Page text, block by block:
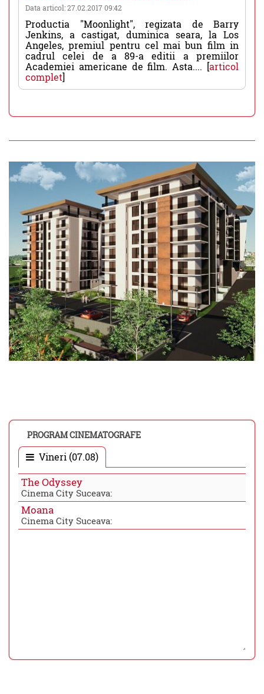
Data articol: 27.02.2017 09:42
Productia "Moonlight", regizata de Barry
Jenkins, a castigat, duminica seara, la Los
Angeles, premiul pentru cel mai bun film in
cadrul celei de a 89-a editii a premiilor
Academiei americane de film. Asta.... [articol
complet]
PROGRAM CINEMATOGRAFE
Vineri (07.08)
The Odyssey
Cinema City Suceava:
Moana
Cinema City Suceava: